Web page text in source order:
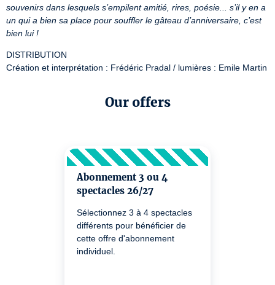
souvenirs dans lesquels s’empilent amitié, rires, poésie... s’il y en a
un qui a bien sa place pour souffler le gâteau d’anniversaire, c’est
bien lui !
DISTRIBUTION
Création et interprétation : Frédéric Pradal / lumières : Emile Martin
Our offers
Abonnement 3 ou 4
spectacles 26/27
Sélectionnez 3 à 4 spectacles
différents pour bénéficier de
cette offre d'abonnement
individuel.